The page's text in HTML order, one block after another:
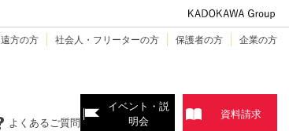
遠方の方 社会人・フリーターの方 保護者の方 企業の方
よくあるご質問
イベント・説
明会
資料請求